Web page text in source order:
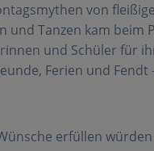
von
und Tanzen kam beim
und Schüler für
Ferien und
erfüllen würden